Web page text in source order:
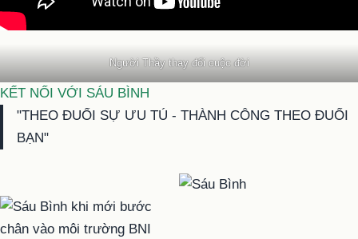
Người Thầy thay đổi cuộc đời
KẾT NỐI VỚI SÁU BÌNH
"THEO ĐUỔI SỰ ƯU TÚ - THÀNH CÔNG THEO ĐUỔI
BẠN"